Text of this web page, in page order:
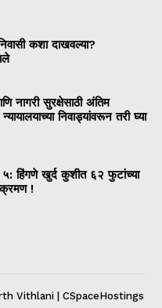
कशा दाखवल्या?
नागरी सुरक्षेसाठी अंतिम
निवाड्यांवरून तरी घ्या
हिंगणे खुर्द कुशीत ६२ फुटांच्या
!
Vithlani | CSpaceHostings